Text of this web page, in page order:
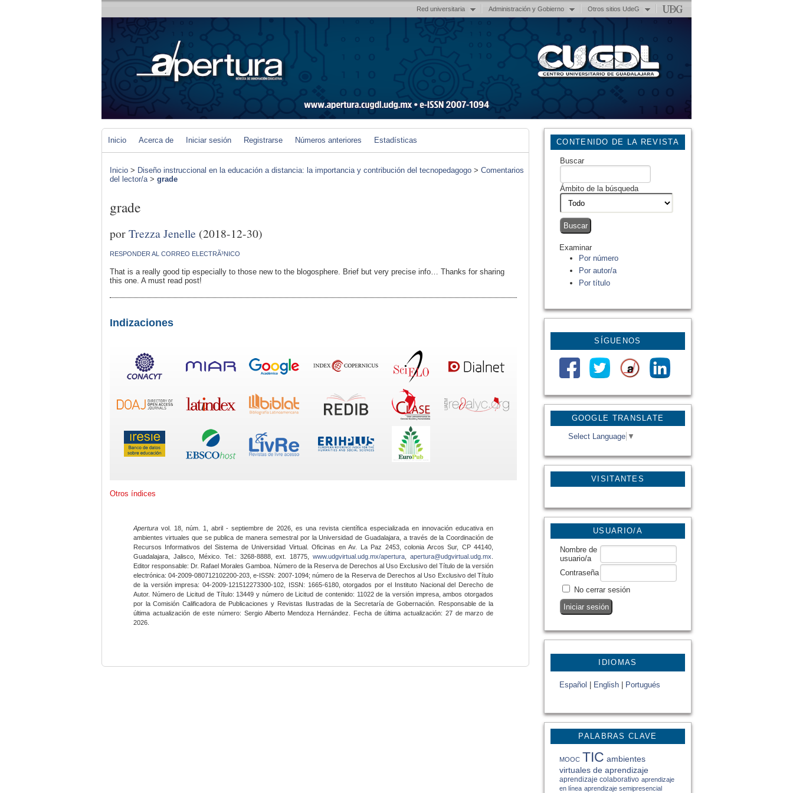
Red universitaria Administración y Gobierno Otros sitios UdeG
GOOGLE TRANSLATE
Select Language ▼
VISITANTES
CONTENIDO DE LA REVISTA
Buscar
Ámbito de la búsqueda
Examinar
Por número
Por autor/a
Por título
SÍGUENOS
USUARIO/A
Nombre de
usuario/a
Contraseña
No cerrar sesión
IDIOMAS
Español English Portugués
PALABRAS CLAVE
MOOC TIC ambientes
virtuales de aprendizaje
aprendizaje colaborativo aprendizaje
en línea aprendizaje semipresencial
Inicio Acerca de Iniciar sesión Registrarse Números anteriores Estadísticas
Inicio > Diseño instruccional en la educación a distancia: la importancia y contribución del tecnopedagogo > Comentarios
del lector/a> grade
grade
porTrezza Jenelle (2018-12-30)
RESPONDER AL CORREO ELECTRÃ³NICO
That is a really good tip especially to those new to the blogosphere. Brief but very precise info… Thanks for sharing
this one. A must read post!
Indizaciones
Otros índices
Apertura vol. 18, núm. 1, abril - septiembre de 2026, es una revista científica especializada en innovación educativa en
ambientes virtuales que se publica de manera semestral por la Universidad de Guadalajara, a través de la Coordinación de
Recursos Informativos del Sistema de Universidad Virtual. Oficinas en Av. La Paz 2453, colonia Arcos Sur, CP 44140,
Guadalajara, Jalisco, México. Tel.: 3268-8888, ext. 18775,www.udgvirtual.udg.mx/apertura apertura@udgvirtual.udg.mx
Editor responsable: Dr. Rafael Morales Gamboa. Número de la Reserva de Derechos al Uso Exclusivo del Título de la versión
electrónica: 04-2009-080712102200-203, e-ISSN: 2007-1094; número de la Reserva de Derechos al Uso Exclusivo del Título
de la versión impresa: 04-2009-121512273300-102, ISSN: 1665-6180, otorgados por el Instituto Nacional del Derecho de
Autor. Número de Licitud de Título: 13449 y número de Licitud de contenido: 11022 de la versión impresa, ambos otorgados
por la Comisión Calificadora de Publicaciones y Revistas Ilustradas de la Secretaría de Gobernación. Responsable de la
última actualización de este número: Sergio Alberto Mendoza Hernández. Fecha de última actualización: 27 de marzo de
2026.